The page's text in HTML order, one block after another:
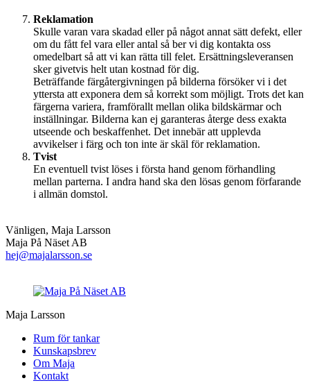
Reklamation
Skulle varan vara skadad eller på något annat sätt defekt, eller
om du fått fel vara eller antal så ber vi dig kontakta oss
omedelbart så att vi kan rätta till felet. Ersättningsleveransen
sker givetvis helt utan kostnad för dig.
Beträffande färgåtergivningen på bilderna försöker vi i det
yttersta att exponera dem så korrekt som möjligt. Trots det kan
färgerna variera, framförallt mellan olika bildskärmar och
inställningar. Bilderna kan ej garanteras återge dess exakta
utseende och beskaffenhet. Det innebär att upplevda
avvikelser i färg och ton inte är skäl för reklamation.
Tvist
En eventuell tvist löses i första hand genom förhandling
mellan parterna. I andra hand ska den lösas genom förfarande
i allmän domstol.
Vänligen, Maja Larsson
Maja På Näset AB
hej@majalarsson.se
Maja Larsson
Rum för tankar
Kunskapsbrev
Om Maja
Kontakt